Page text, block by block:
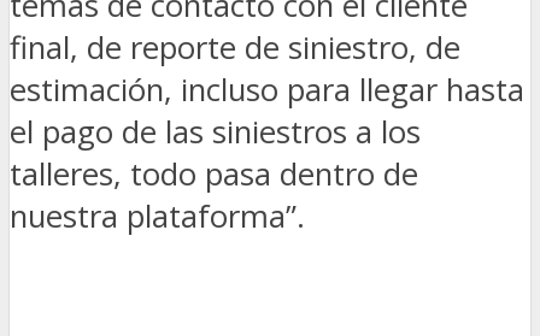
final, de reporte de siniestro, de
estimación, incluso para llegar hasta
el pago de las siniestros a los
talleres, todo pasa dentro de
nuestra plataforma”.